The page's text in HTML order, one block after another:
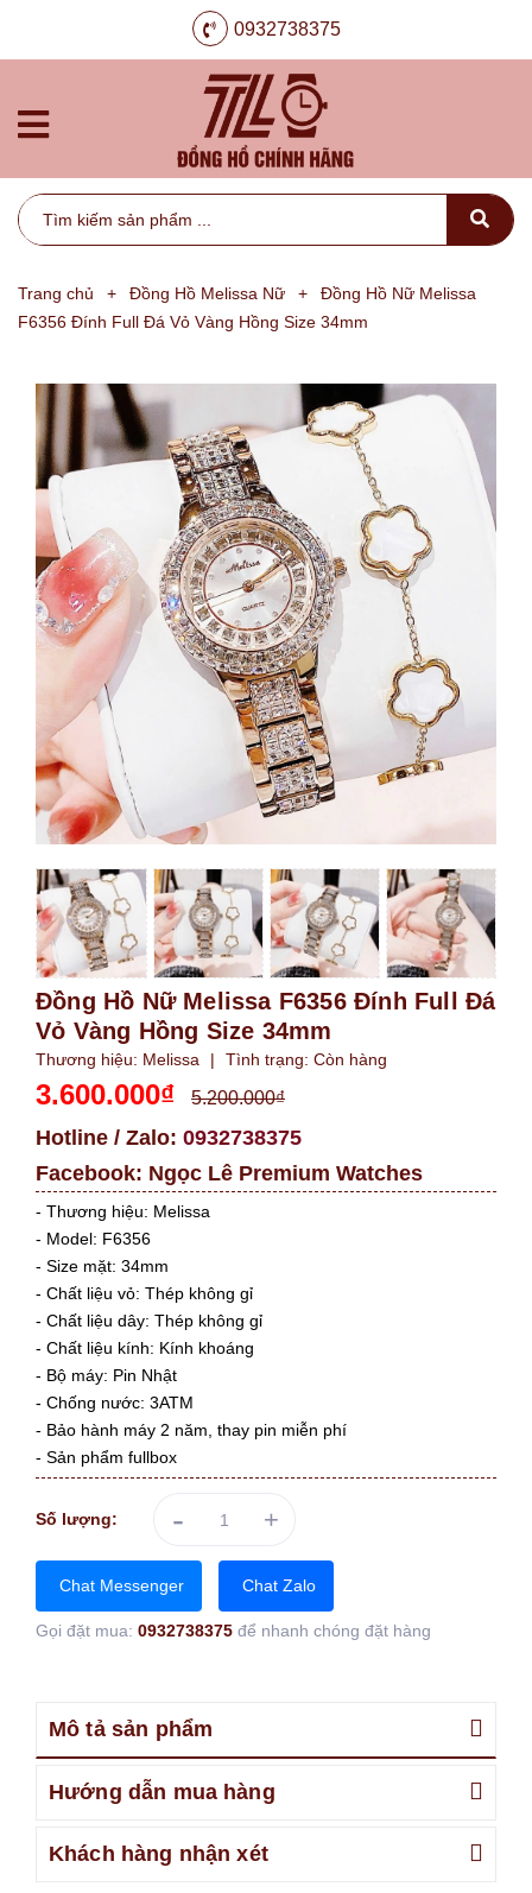
0932738375
Trang chủ + Đồng Hồ Melissa Nữ +
Đồng Hồ Nữ Melissa
F6356 Đính Full Đá Vỏ Vàng Hồng Size 34mm
Đồng Hồ Nữ Melissa F6356 Đính Full Đá
Vỏ Vàng Hồng Size 34mm
Thương hiệu: Melissa | Tình trạng: Còn hàng
3.600.000₫ 5.200.000₫
Hotline / Zalo: 0932738375
Facebook: Ngọc Lê Premium Watches
- Thương hiệu: Melissa
- Model: F6356
- Size mặt: 34mm
- Chất liệu vỏ: Thép không gỉ
- Chất liệu dây: Thép không gỉ
- Chất liệu kính: Kính khoáng
- Bộ máy: Pin Nhật
- Chống nước: 3ATM
- Bảo hành máy 2 năm, thay pin miễn phí
- Sản phẩm fullbox
Số lượng: - +
Chat Messenger Chat Zalo
Gọi đặt mua: 0932738375 để nhanh chóng đặt hàng
Mô tả sản phẩm
Hướng dẫn mua hàng
Khách hàng nhận xét